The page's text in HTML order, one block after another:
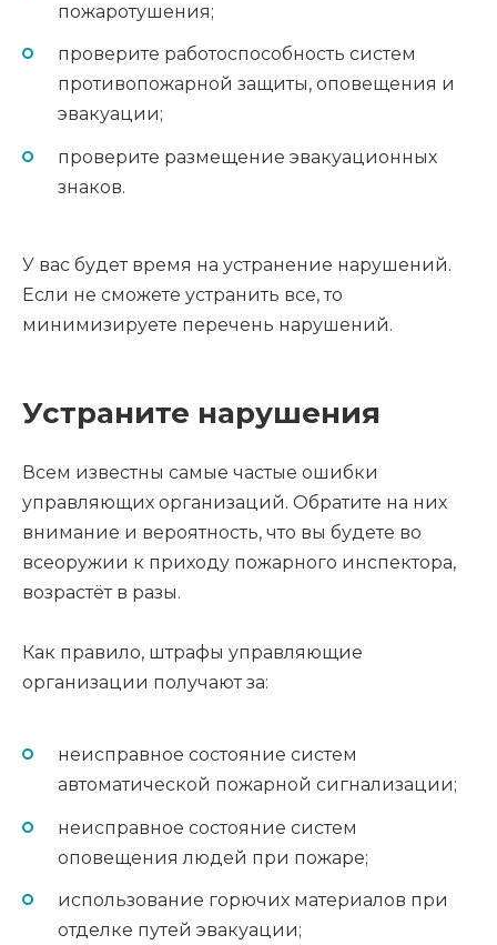
пожаротушения;
проверите работоспособность систем
противопожарной защиты, оповещения и
эвакуации;
проверите размещение эвакуационных
знаков.
У вас будет время на устранение нарушений.
Если не сможете устранить все, то
минимизируете перечень нарушений.
Устраните нарушения
Всем известны самые частые ошибки
управляющих организаций. Обратите на них
внимание и вероятность, что вы будете во
всеоружии к приходу пожарного инспектора,
возрастёт в разы.
Как правило, штрафы управляющие
организации получают за:
неисправное состояние систем
автоматической пожарной сигнализации;
неисправное состояние систем
оповещения людей при пожаре;
использование горючих материалов при
отделке путей эвакуации;